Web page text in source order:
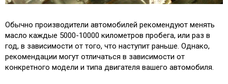
Обычно производители автомобилей рекомендуют менять
масло каждые 5000-10000 километров пробега, или раз в
год, в зависимости от того, что наступит раньше. Однако,
рекомендации могут отличаться в зависимости от
конкретного модели и типа двигателя вашего автомобиля.